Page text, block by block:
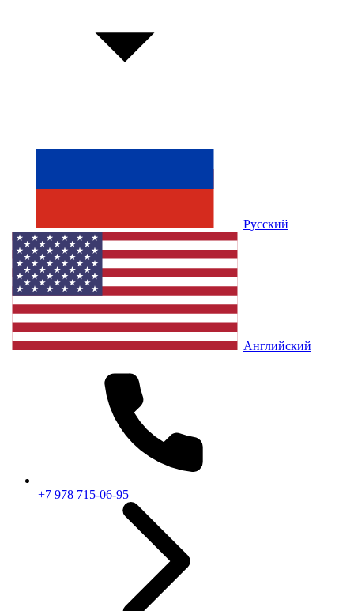
Русский
Английский
+7 978 715-06-95